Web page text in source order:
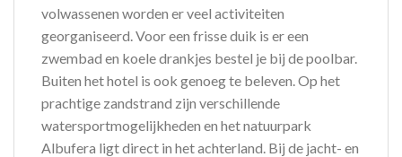
volwassenen worden er veel activiteiten
georganiseerd. Voor een frisse duik is er een
zwembad en koele drankjes bestel je bij de poolbar.
Buiten het hotel is ook genoeg te beleven. Op het
prachtige zandstrand zijn verschillende
watersportmogelijkheden en het natuurpark
Albufera ligt direct in het achterland. Bij de jacht- en